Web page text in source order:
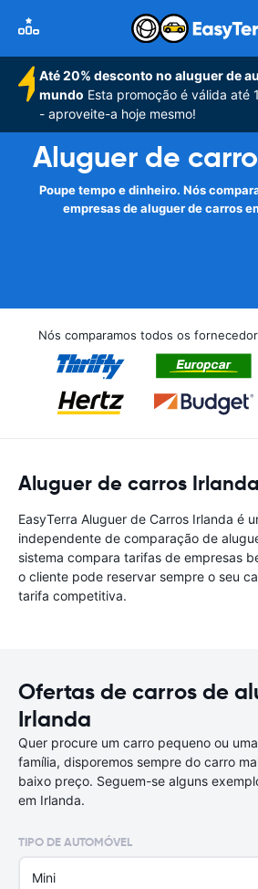
Até 20% desconto no aluguer de
mundo Esta promoção é válida até
- aproveite-a hoje mesmo!
Aluguer de
Poupe tempo e dinheiro. Nós
empresas de aluguer de carros
Nós comparamos todos os
Aluguer de carros Irlanda
EasyTerra Aluguer de Carros Irlanda é
independente de comparação de
sistema compara tarifas de empresas
o cliente pode reservar sempre o seu
tarifa competitiva.
Ofertas de carros de
Irlanda
Quer procure um carro pequeno ou
família, disporemos sempre do carro
baixo preço. Seguem-se alguns
em Irlanda.
TIPO DE AUTOMÓVEL
Mini